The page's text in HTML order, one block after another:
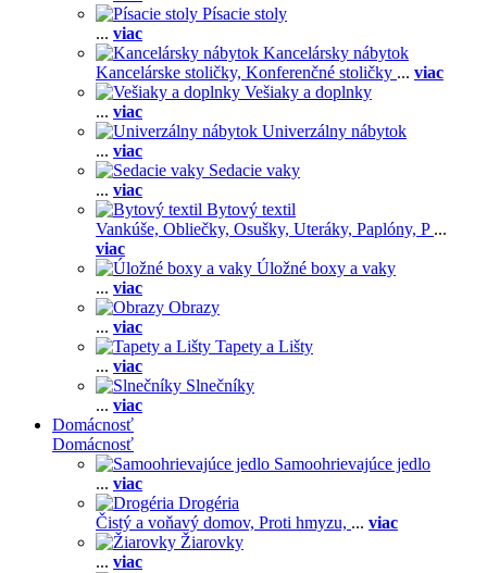
Písacie stoly
... viac
Kancelársky nábytok
Kancelárske stoličky, Konferenčné stoličky ... viac
Vešiaky a doplnky
... viac
Univerzálny nábytok
... viac
Sedacie vaky
... viac
Bytový textil
Vankúše, Obliečky, Osušky, Uteráky, Paplóny, P ...
viac
Úložné boxy a vaky
... viac
Obrazy
... viac
Tapety a Lišty
... viac
Slnečníky
... viac
Domácnosť
Domácnosť
Samoohrievajúce jedlo
... viac
Drogéria
Čistý a voňavý domov, Proti hmyzu, ... viac
Žiarovky
... viac